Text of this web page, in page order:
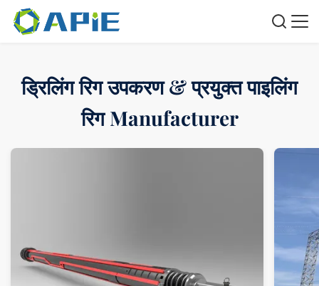
ड्रिलिंग रिग उपकरण & प्रयुक्त पाइलिंग
रिग Manufacturer